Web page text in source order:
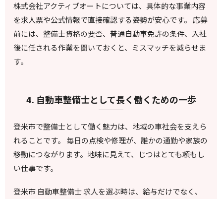
株式会社アクティブオートについては、具体的な事業内容
を求人票や公式情報で直接確認する姿勢が安心です。 応募
前には、整備士資格の要否、普通自動車免許の条件、入社
後に任される作業を聞いておくと、ミスマッチを減らせま
す。
4. 自動車整備士として長く働くための一歩
登米市で整備士として働く魅力は、地域の車社会を支えら
れることです。 毎日の点検や修理が、誰かの通勤や家族の
移動につながります。地味に見えて、じつはとても頼もし
い仕事です。
登米市 自動車整備士 求人を選ぶ時は、給与だけでなく、